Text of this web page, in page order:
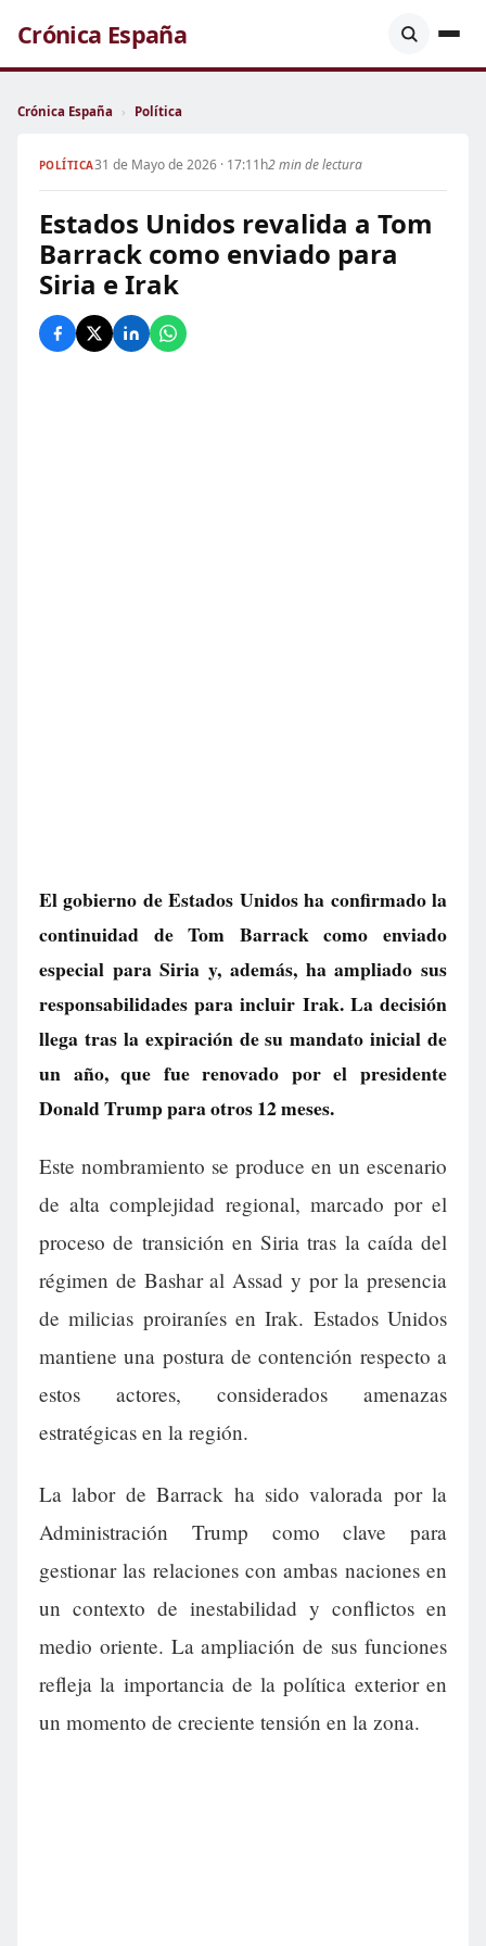
Crónica España
Crónica España › Política
POLÍTICA31 de Mayo de 2026 · 17:11h2 min de lectura
Estados Unidos revalida a Tom
Barrack como enviado para
Siria e Irak
El gobierno de Estados Unidos ha confirmado la
continuidad de Tom Barrack como enviado
especial para Siria y, además, ha ampliado sus
responsabilidades para incluir Irak. La decisión
llega tras la expiración de su mandato inicial de
un año, que fue renovado por el presidente
Donald Trump para otros 12 meses.
Este nombramiento se produce en un escenario
de alta complejidad regional, marcado por el
proceso de transición en Siria tras la caída del
régimen de Bashar al Assad y por la presencia
de milicias proiraníes en Irak. Estados Unidos
mantiene una postura de contención respecto a
estos actores, considerados amenazas
estratégicas en la región.
La labor de Barrack ha sido valorada por la
Administración Trump como clave para
gestionar las relaciones con ambas naciones en
un contexto de inestabilidad y conflictos en
medio oriente. La ampliación de sus funciones
refleja la importancia de la política exterior en
un momento de creciente tensión en la zona.